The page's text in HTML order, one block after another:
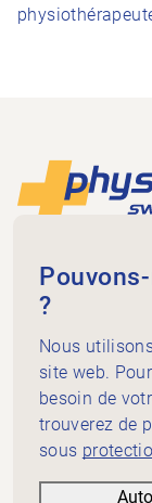
Footer
Physioswiss
Dammweg 3
3013 Bern
+41 58 255 36 00
Médias
Important
Connaissances
Prestations
?
Nous
site web.
besoin de
trouverez de
sous